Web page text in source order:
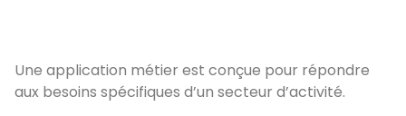
Une application métier est conçue pour répondre
aux besoins spécifiques d’un secteur d’activité.